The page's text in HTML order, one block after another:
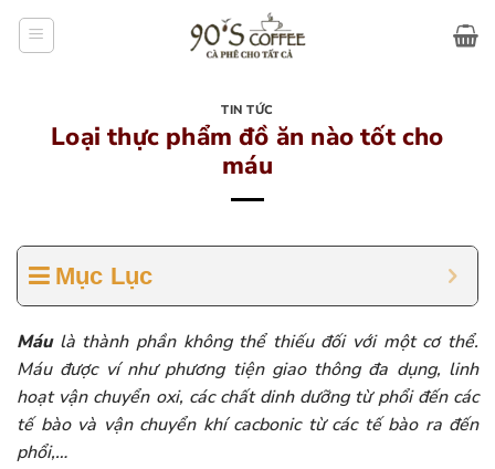
TIN TỨC
Loại thực phẩm đồ ăn nào tốt cho
máu
Mục Lục
Máulà thành phần không thể thiếu đối với một cơ thể.
Máu được ví như phương tiện giao thông đa dụng, linh
hoạt vận chuyển oxi, các chất dinh dưỡng từ phổi đến các
tế bào và vận chuyển khí cacbonic từ các tế bào ra đến
phổi,…